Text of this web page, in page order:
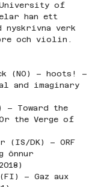
University of
han ett
nyskrivna verk
och violin.
(NO) – hoots! –
and imaginary
– Toward the
the Verge of
(IS/DK) – ORF
önnur
– Gaz aux